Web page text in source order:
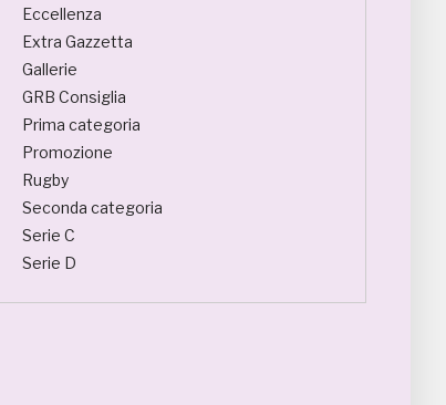
Eccellenza
Extra Gazzetta
Gallerie
GRB Consiglia
Prima categoria
Promozione
Rugby
Seconda categoria
Serie C
Serie D